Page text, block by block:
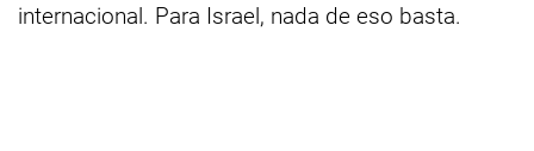
internacional. Para Israel, nada de eso basta.